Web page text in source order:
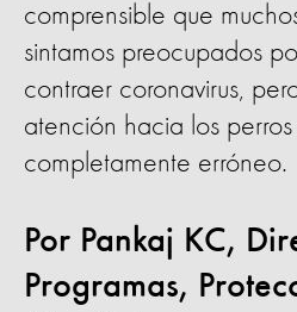
comprensible que
sintamos preocupados
contraer coronavirus,
atención hacia los
completamente erróneo.
Por Pankaj KC,
Programas,